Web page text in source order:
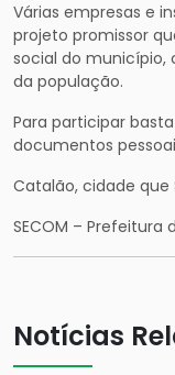
Várias empresas e
projeto promissor
social do município,
da população.
Para participar
documentos
Catalão, cidade que
SECOM – Prefeitura
Notícias